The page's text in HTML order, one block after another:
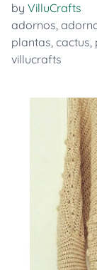
by VilluCrafts
adornos,
plantas, cactus,
villucrafts